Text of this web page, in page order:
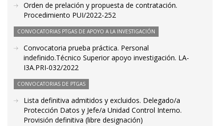
Orden de prelación y propuesta de contratación.
Procedimiento PUI/2022-252
CONVOCATORIAS PTGAS DE APOYO A LA INVESTIGACIÓN
Convocatoria prueba práctica. Personal
indefinido.Técnico Superior apoyo investigación. LA-
I3A.PRI-032/2022
CONVOCATORIAS DE PTGAS
Lista definitiva admitidos y excluidos. Delegado/a
Protección Datos y Jefe/a Unidad Control Interno.
Provisión definitiva (libre designación)